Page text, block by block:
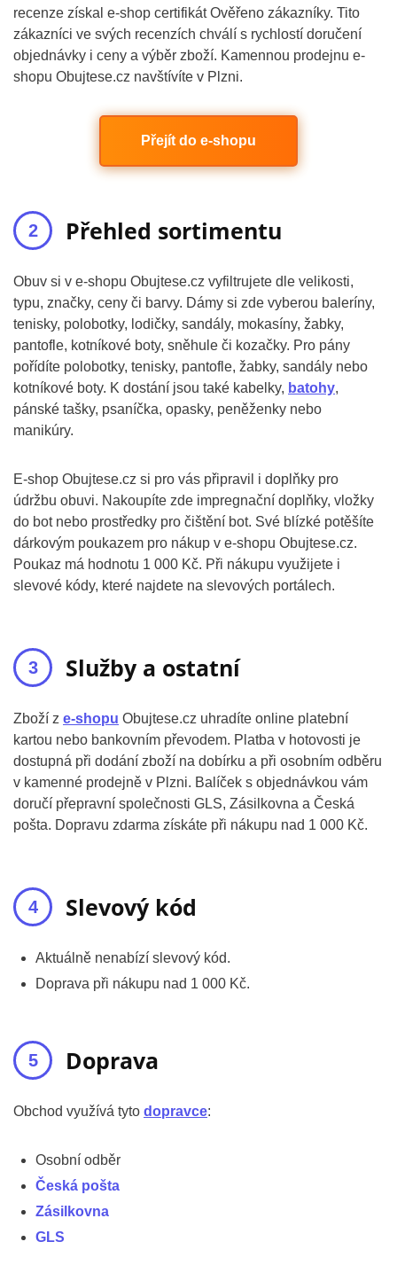
recenze získal e-shop certifikát Ověřeno zákazníky. Tito
zákazníci ve svých recenzích chválí s rychlostí doručení
objednávky i ceny a výběr zboží. Kamennou prodejnu e-
shopu Obujtese.cz navštívíte v Plzni.
Přejít do e-shopu
Přehled sortimentu
Obuv si v e-shopu Obujtese.cz vyfiltrujete dle velikosti,
typu, značky, ceny či barvy. Dámy si zde vyberou baleríny,
tenisky, polobotky, lodičky, sandály, mokasíny, žabky,
pantofle, kotníkové boty, sněhule či kozačky. Pro pány
pořídíte polobotky, tenisky, pantofle, žabky, sandály nebo
kotníkové boty. K dostání jsou také kabelky, batohy,
pánské tašky, psaníčka, opasky, peněženky nebo
manikúry.
E-shop Obujtese.cz si pro vás připravil i doplňky pro
údržbu obuvi. Nakoupíte zde impregnační doplňky, vložky
do bot nebo prostředky pro čištění bot. Své blízké potěšíte
dárkovým poukazem pro nákup v e-shopu Obujtese.cz.
Poukaz má hodnotu 1 000 Kč. Při nákupu využijete i
slevové kódy, které najdete na slevových portálech.
Služby a ostatní
Zboží z e-shopu Obujtese.cz uhradíte online platební
kartou nebo bankovním převodem. Platba v hotovosti je
dostupná při dodání zboží na dobírku a při osobním odběru
v kamenné prodejně v Plzni. Balíček s objednávkou vám
doručí přepravní společnosti GLS, Zásilkovna a Česká
pošta. Dopravu zdarma získáte při nákupu nad 1 000 Kč.
Slevový kód
Aktuálně nenabízí slevový kód.
Doprava při nákupu nad 1 000 Kč.
Doprava
Obchod využívá tyto dopravce:
Osobní odběr
Česká pošta
Zásilkovna
GLS